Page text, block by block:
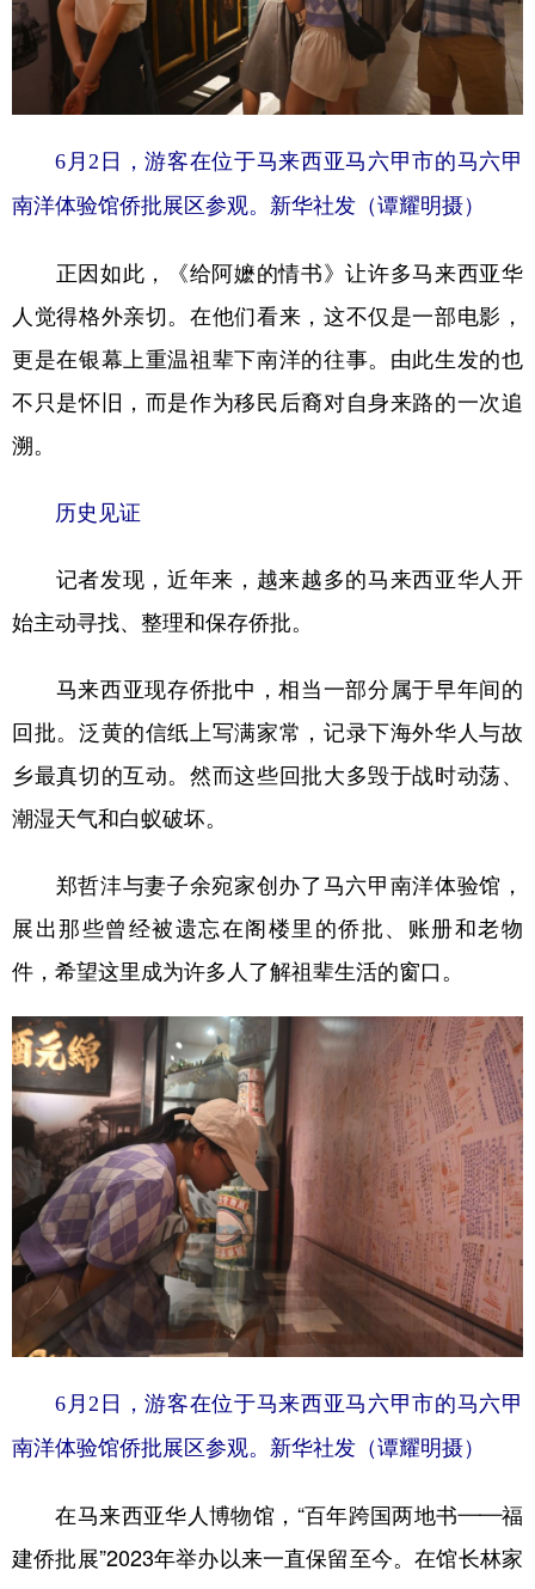
6月2日，游客在位于马来西亚马六甲市的马六甲
南洋体验馆侨批展区参观。新华社发（谭耀明摄）
正因如此，《给阿嬷的情书》让许多马来西亚华
人觉得格外亲切。在他们看来，这不仅是一部电影，
更是在银幕上重温祖辈下南洋的往事。由此生发的也
不只是怀旧，而是作为移民后裔对自身来路的一次追
溯。
历史见证
记者发现，近年来，越来越多的马来西亚华人开
始主动寻找、整理和保存侨批。
马来西亚现存侨批中，相当一部分属于早年间的
回批。泛黄的信纸上写满家常，记录下海外华人与故
乡最真切的互动。然而这些回批大多毁于战时动荡、
潮湿天气和白蚁破坏。
郑哲沣与妻子余宛家创办了马六甲南洋体验馆，
展出那些曾经被遗忘在阁楼里的侨批、账册和老物
件，希望这里成为许多人了解祖辈生活的窗口。
6月2日，游客在位于马来西亚马六甲市的马六甲
南洋体验馆侨批展区参观。新华社发（谭耀明摄）
在马来西亚华人博物馆，“百年跨国两地书——福
建侨批展”2023年举办以来一直保留至今。在馆长林家